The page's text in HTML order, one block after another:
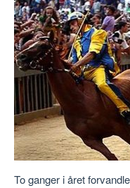
To ganger i året